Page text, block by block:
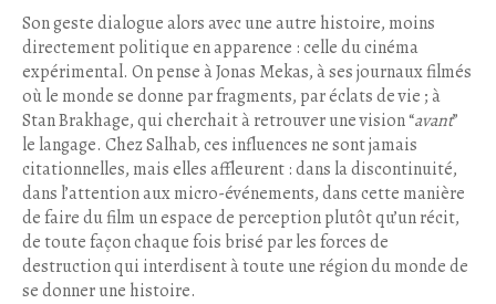
Son geste dialogue alors avec une autre histoire, moins
directement politique en apparence : celle du cinéma
expérimental. On pense à Jonas Mekas, à ses journaux filmés
où le monde se donne par fragments, par éclats de vie ; à
Stan Brakhage, qui cherchait à retrouver une vision “avant”
le langage. Chez Salhab, ces influences ne sont jamais
citationnelles, mais elles affleurent : dans la discontinuité,
dans l’attention aux micro-événements, dans cette manière
de faire du film un espace de perception plutôt qu’un récit,
de toute façon chaque fois brisé par les forces de
destruction qui interdisent à toute une région du monde de
se donner une histoire.